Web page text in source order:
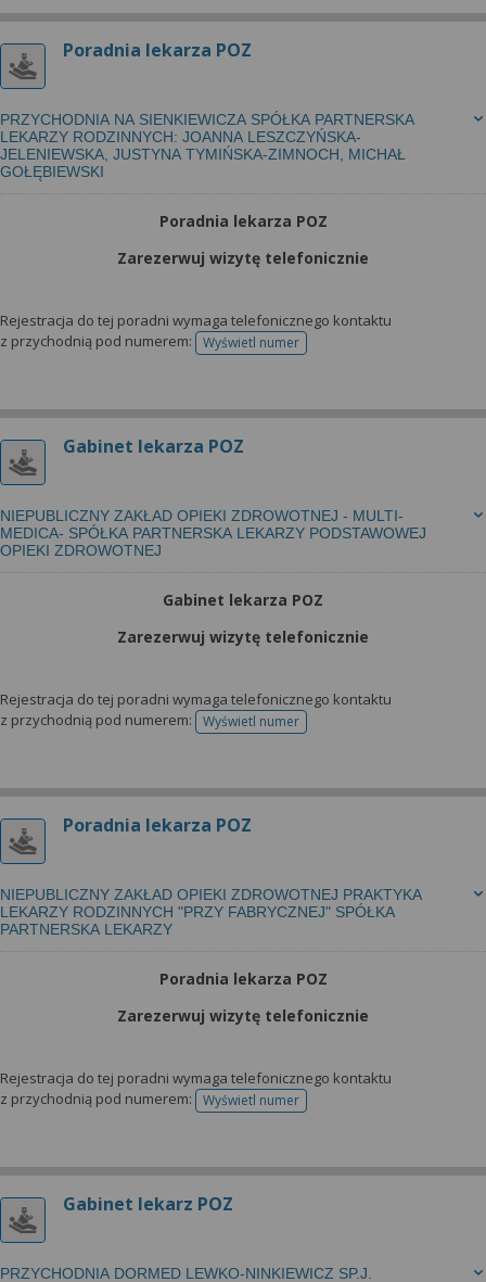
Poradnia lekarza POZ
PRZYCHODNIA NA SIENKIEWICZA SPÓŁKA PARTNERSKA
LEKARZY RODZINNYCH: JOANNA LESZCZYŃSKA-
JELENIEWSKA, JUSTYNA TYMIŃSKA-ZIMNOCH, MICHAŁ
GOŁĘBIEWSKI
Poradnia lekarza POZ
Zarezerwuj wizytę telefonicznie
Rejestracja do tej poradni wymaga telefonicznego kontaktu
z przychodnią pod numerem:
Wyświetl numertelefonu do rejestracji
Gabinet lekarza POZ
NIEPUBLICZNY ZAKŁAD OPIEKI ZDROWOTNEJ - MULTI-
MEDICA- SPÓŁKA PARTNERSKA LEKARZY PODSTAWOWEJ
OPIEKI ZDROWOTNEJ
Gabinet lekarza POZ
Zarezerwuj wizytę telefonicznie
Rejestracja do tej poradni wymaga telefonicznego kontaktu
z przychodnią pod numerem:
Wyświetl numertelefonu do rejestracji
Poradnia lekarza POZ
NIEPUBLICZNY ZAKŁAD OPIEKI ZDROWOTNEJ PRAKTYKA
LEKARZY RODZINNYCH "PRZY FABRYCZNEJ" SPÓŁKA
PARTNERSKA LEKARZY
Poradnia lekarza POZ
Zarezerwuj wizytę telefonicznie
Rejestracja do tej poradni wymaga telefonicznego kontaktu
z przychodnią pod numerem:
Wyświetl numertelefonu do rejestracji
Gabinet lekarz POZ
PRZYCHODNIA DORMED LEWKO-NINKIEWICZ SP.J.